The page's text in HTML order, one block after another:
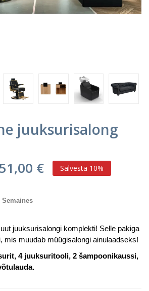
juuksurisalong
€ Salvesta 10%
juuksurisalongi komplekti! Selle pakiga
mis muudab müügisalongi ainulaadseks!
4 juuksuritooli, 2 šampoonikaussi,